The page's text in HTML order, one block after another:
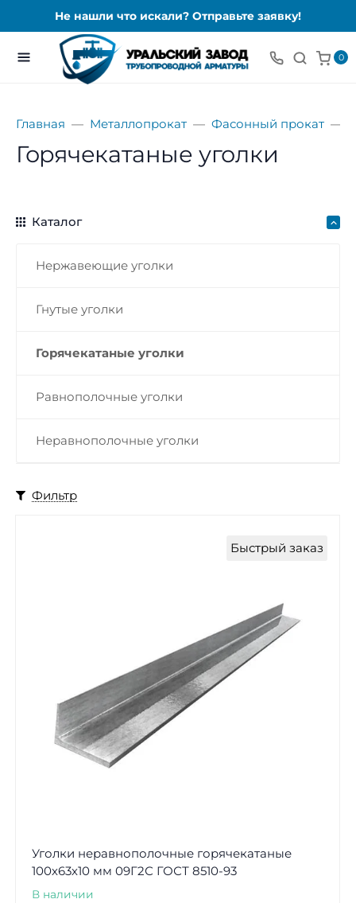
Не нашли что искали? Отправьте заявку!
0
Главная Металлопрокат Фасонный прокат
Горячекатаные уголки
Каталог
Нержавеющие уголки
Гнутые уголки
Горячекатаные уголки
Равнополочные уголки
Неравнополочные уголки
Фильтр
Быстрый заказ
Уголки неравнополочные горячекатаные
100х63х10 мм 09Г2С ГОСТ 8510-93
В наличии